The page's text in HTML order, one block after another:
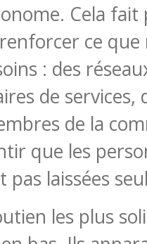
Cela fait
ce que
: des
de services,
de la
que les
pas laissées
les plus